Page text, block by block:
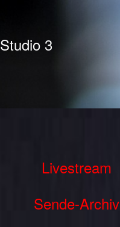
Studio 3
Livestream
Sende-Archiv